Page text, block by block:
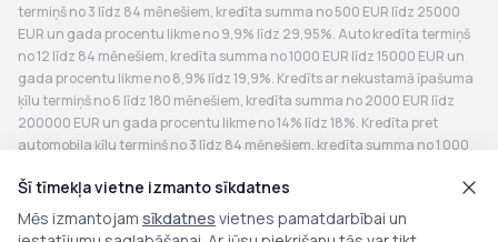
termiņš no 3 līdz 84 mēnešiem, kredīta summa no 500 EUR līdz 25000
EUR un gada procentu likme no 9,9% līdz 29,95%. Auto kredīta termiņš
no 12 līdz 84 mēnešiem, kredīta summa no 1000 EUR līdz 15000 EUR un
gada procentu likme no 8,9% līdz 19,9%. Kredīts ar nekustamā īpašuma
ķīlu termiņš no 6 līdz 180 mēnešiem, kredīta summa no 2000 EUR līdz
200000 EUR un gada procentu likme no 14% līdz 18%. Kredīta pret
automobiļa ķīlu termiņš no 3 līdz 84 mēnešiem, kredīta summa no 1 000
uzņēmumam termiņš no 12 līdz 36 mēnešiem, kredīta summa no 3000
EUR līdz 200 000 EUR un gada procentu likme no 14% līdz 19%.
Reprezentatīvais piemērs: summa 4200 EUR, termiņš 72 mēneši, līguma
Šī tīmekļa vietne izmanto sīkdatnes
Mēs izmantojam sīkdatnes vietnes pamatdarbībai un